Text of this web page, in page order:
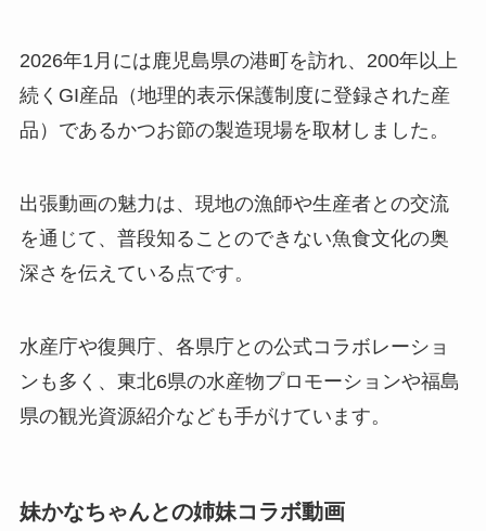
2026年1月には鹿児島県の港町を訪れ、200年以上
続くGI産品（地理的表示保護制度に登録された産
品）であるかつお節の製造現場を取材しました。
出張動画の魅力は、現地の漁師や生産者との交流
を通じて、普段知ることのできない魚食文化の奥
深さを伝えている点です。
水産庁や復興庁、各県庁との公式コラボレーショ
ンも多く、東北6県の水産物プロモーションや福島
県の観光資源紹介なども手がけています。
妹かなちゃんとの姉妹コラボ動画